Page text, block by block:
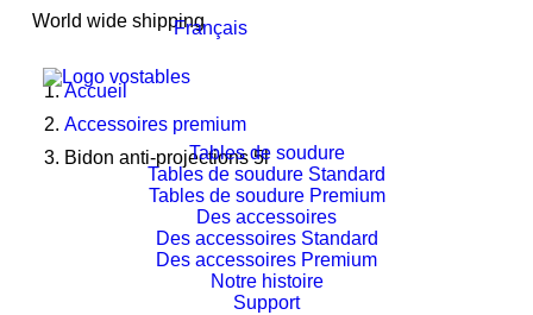
World wide shippingFrançais
Tables de soudure
Tables de soudure Standard
Tables de soudure Premium
Des accessoires
Des accessoires Standard
Des accessoires Premium
Notre histoire
Support
Accueil
Accessoires premium
Bidon anti-projections 5l